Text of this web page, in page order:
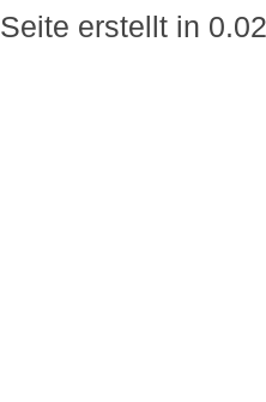
Seite erstellt in